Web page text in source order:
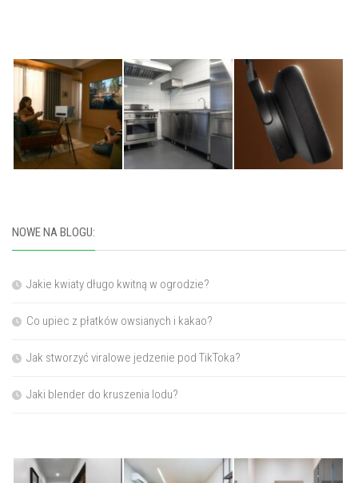
NOWE NA BLOGU:
Jakie kwiaty długo kwitną w ogrodzie?
Co upiec z płatków owsianych i kakao?
Jak stworzyć viralowe jedzenie pod TikToka?
Jaki blender do kruszenia lodu?